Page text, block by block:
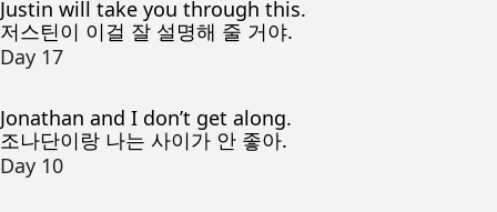
Justin will take you through this.
저스틴이 이걸 잘 설명해 줄 거야.
Day 17
Jonathan and I don’t get along.
조나단이랑 나는 사이가 안 좋아.
Day 10